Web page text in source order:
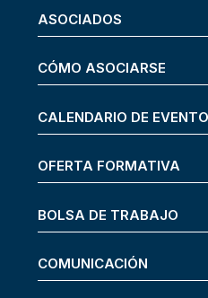
ASOCIADOS
CÓMO ASOCIARSE
CALENDARIO DE
OFERTA FORMATIVA
BOLSA DE TRABAJO
COMUNICACIÓN